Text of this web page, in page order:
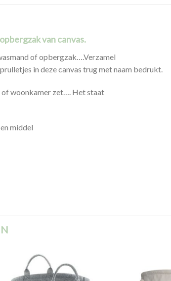
van canvas.
of opbergzak….Verzamel
in deze canvas trug met naam bedrukt.
of woonkamer zet…. Het staat
en middel